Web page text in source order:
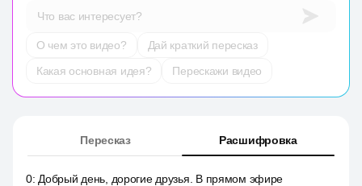
Что вас интересует?
О чем это видео?
Дай краткий пересказ
Какая основная идея?
Перескажи видео
Пересказ Расшифровка
0: Добрый день, дорогие друзья. В прямом эфире